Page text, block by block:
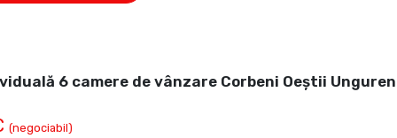
6 camere de vânzare Corbeni Oeștii
(negociabil)